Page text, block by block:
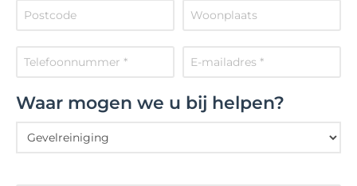
Waar mogen we u bij helpen?